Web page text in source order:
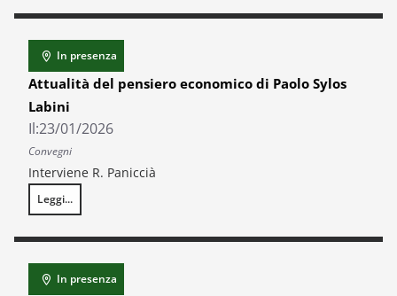
In presenza
Attualità del pensiero economico di Paolo Sylos
Labini
Il:23/01/2026
Convegni
Interviene R. Paniccià
Leggi...
Attualità del pensiero economico di Paolo Sylos Labini
In presenza